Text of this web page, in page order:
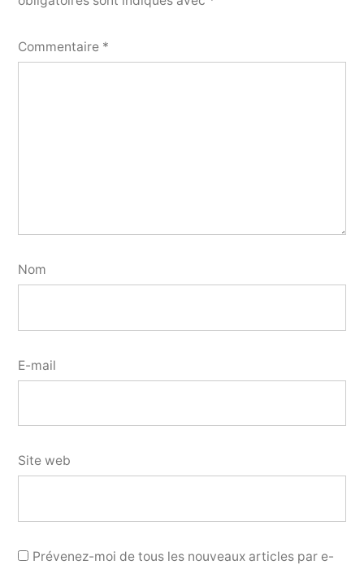
Commentaire *
Nom
E-mail
Site web
Prévenez-moi de tous les nouveaux articles par e-